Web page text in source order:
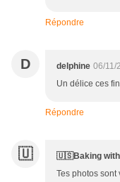
Répondre
D delphine 06/11/
Un délice ces
Répondre
🇺 🇺🇸Baking
Tes photos sont